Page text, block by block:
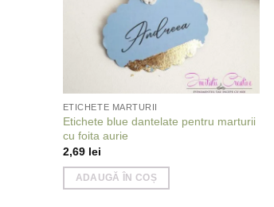
ETICHETE MARTURII
Etichete blue dantelate pentru marturii
cu foita aurie
2,69 lei
ADAUGĂ ÎN COȘ